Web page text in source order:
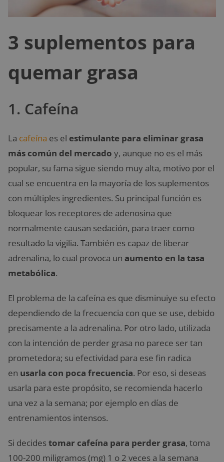
3 suplementos para
quemar grasa
1. Cafeína
La cafeína es el estimulante para eliminar grasa
más común del mercado y, aunque no es el más
popular, su fama sigue siendo muy alta, motivo por el
cual se encuentra en la mayoría de los suplementos
con múltiples ingredientes. Su principal función es
bloquear los receptores de adenosina que
normalmente causan sedación, para traer como
resultado la vigilia. También es capaz de liberar
adrenalina, lo cual provoca un aumento en la tasa
metabólica.
El problema de la cafeína es que disminuiye su efecto
dependiendo de la frecuencia con que se use, debido
precisamente a la adrenalina. Por otro lado, utilizada
con la intención de perder grasa no parece ser tan
prometedora; su efectividad para ese fin radica
en usarla con poca frecuencia. Por eso, si deseas
usarla para este propósito, se recomienda hacerlo
una vez a la semana; por ejemplo en días de
entrenamientos intensos.
Si decidestomar cafeína para perder grasa, toma
100-200 miligramos (mg) 1 o 2 veces a la semana